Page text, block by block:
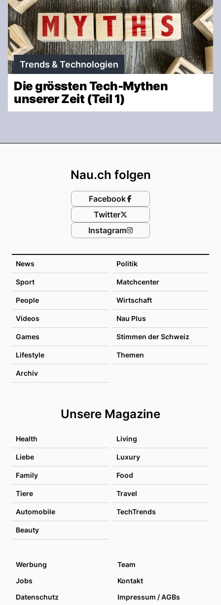
Trends & Technologien
Die grössten Tech-Mythen
unserer Zeit (Teil 1)
News Politik
Sport Matchcenter
People Wirtschaft
Videos Nau Plus
Games Stimmen der Schweiz
Lifestyle Themen
Archiv
Unsere Magazine
Health Living
Liebe Luxury
Family Food
Tiere Travel
Automobile TechTrends
Beauty
Nau.ch folgen
Facebook
Twitter
Instagram
Werbung
Team
Jobs
Kontakt
Datenschutz
Impressum / AGBs